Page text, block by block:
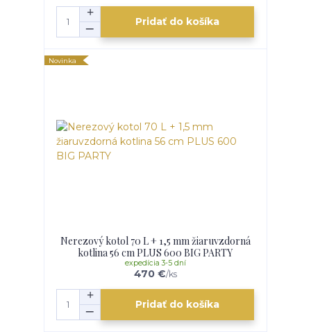
Pridať do košíka
Novinka
Nerezový kotol 70 L + 1,5 mm žiaruvzdorná
kotlina 56 cm PLUS 600 BIG PARTY
470 €/ks
expedícia 3-5 dní
Pridať do košíka